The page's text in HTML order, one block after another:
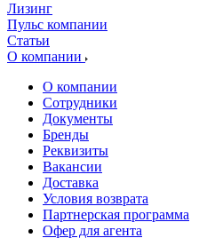
Лизинг
Пульс компании
Статьи
О компании
О компании
Сотрудники
Документы
Бренды
Реквизиты
Вакансии
Доставка
Условия возврата
Партнерская программа
Офер для агента